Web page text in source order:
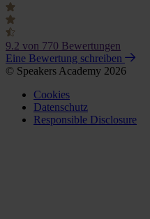
9.2 von 770 Bewertungen
Eine Bewertung schreiben
© Speakers Academy 2026
Cookies
Datenschutz
Responsible Disclosure